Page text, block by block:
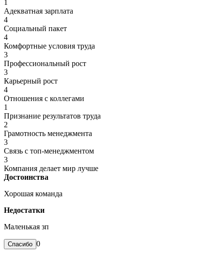
1
Адекватная зарплата
4
Социальный пакет
4
Комфортные условия труда
3
Профессиональный рост
3
Карьерный рост
4
Отношения с коллегами
1
Признание результатов труда
2
Грамотность менеджмента
3
Связь с топ-менеджментом
3
Компания делает мир лучше
Достоинства
Хорошая команда
Недостатки
Маленькая зп
0